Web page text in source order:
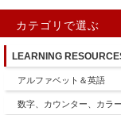
カテゴリで選ぶ
LEARNING
アルファベット＆英語
数字、カウンター、カラー